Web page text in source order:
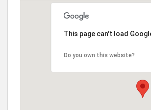
This page can't load
Do you own this website?